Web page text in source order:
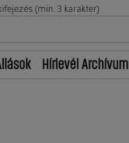
(min. 3 karakter)
Hírlevél Archívum